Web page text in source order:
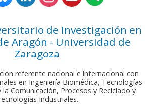
de Investigación en
Aragón - Universidad de
Zaragoza
referente nacional e internacional con
en Ingeniería Biomédica, Tecnologías
Comunicación, Procesos y Reciclado y
Industriales.